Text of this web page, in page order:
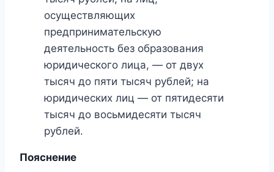
осуществляющих
предпринимательскую
деятельность без образования
юридического лица, — от двух
тысяч до пяти тысяч рублей; на
юридических лиц — от пятидесяти
тысяч до восьмидесяти тысяч
рублей.
Пояснение